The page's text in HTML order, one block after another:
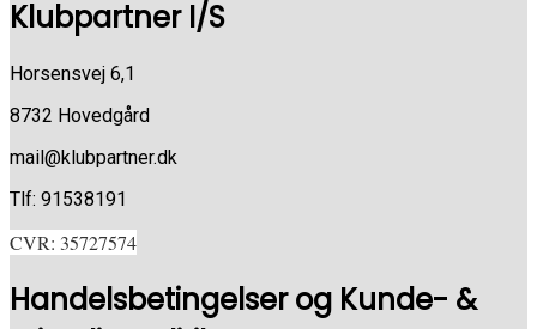
Klubpartner I/S
Horsensvej 6,1
8732 Hovedgård
mail@klubpartner.dk
Tlf: 91538191
CVR: 35727574
Handelsbetingelser og Kunde- &